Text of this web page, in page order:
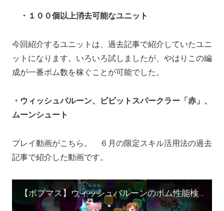
・１００個以上消去可能なユニット
今回紹介するユニットは、過去記事で紹介していたユニ
ットになります。いろいろ試しましたが、やはりこの編
成が一番ボム数を稼ぐことが可能でした。
・ウィッシュバルーン、ビビットスパークラー「赤」、
ムーンシュート
プレイ動画がこちら。 ６月の限定スキル活用法の過去
記事で紹介した動画です。
【ポプマス】ウィッシュバルーンのボム性能検証